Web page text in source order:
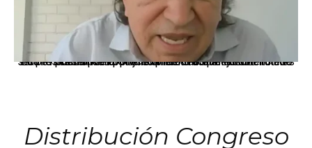
La presidenta Keiko Fujimori informó que la solicitud de indulto presentada por el expresidente Alejandro Toledo será evaluada por la Comisión de Gracias Presidenciales conforme al procedimiento establecido.
Distribución Congreso